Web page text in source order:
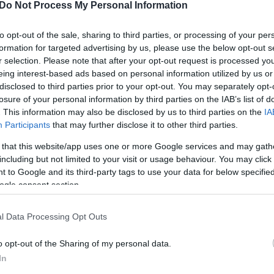
Do Not Process My Personal Information
opt-out of the sale, sharing to third parties, or processing of your
for targeted advertising by us, please use the below opt-out
selection. Please note that after your opt-out request is processed
interest-based ads based on personal information utilized by us
to third parties prior to your opt-out. You may separately
of your personal information by third parties on the IAB’s list of
This information may also be disclosed by us to third parties on the
Participants that may further disclose it to other third parties.
that this website/app uses one or more Google services and may
but not limited to your visit or usage behaviour. You may
to Google and its third-party tags to use your data for below
consent section.
Data Processing Opt Outs
opt-out of the Sharing of my personal data.
του jenny.gr στην Google
post punk έρχεται στην Αθήνα. Του αξίζει ένα
του, μέσα στα χρόνια
ζωή. Απλώς, τα τελευταία χρόνια τα tabloids
για εντελώς εξωκαλλιτεχνικούς λόγους. Η μοιραία
σ’ ένα γκρεμό στο Σάσεξ το 2015 και ο αιφνίδιος
από μερικές εβδομάδες, αναζωπύρωσαν το προφίλ
που ο Κέιβ έχει προσπαθήσει μεγαλώνοντας να
‘δούλεψε’ πολύ γι’ αυτό.
με μαθητικά γκρουπάκια στην Αυστραλία –
– όταν πέρασε κάτι βράδια στη φυλακή με την